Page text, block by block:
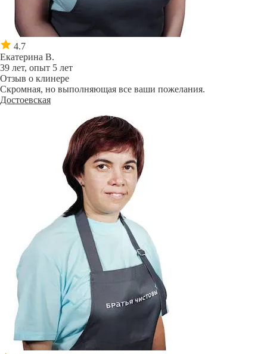
4.7
Екатерина В.
39 лет, опыт 5 лет
Отзыв о клинере
Скромная, но выполняющая все ваши пожелания.
Достоевская